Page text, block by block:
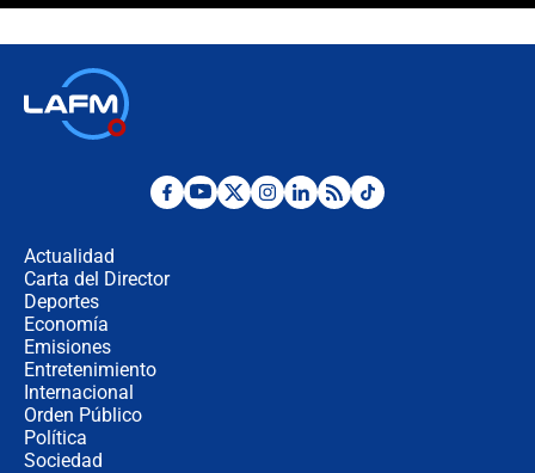
¿La posesión de Abelardo De la
Actualidad
Carta del Director
Deportes
Economía
Emisiones
Entretenimiento
Internacional
Orden Público
Política
Sociedad